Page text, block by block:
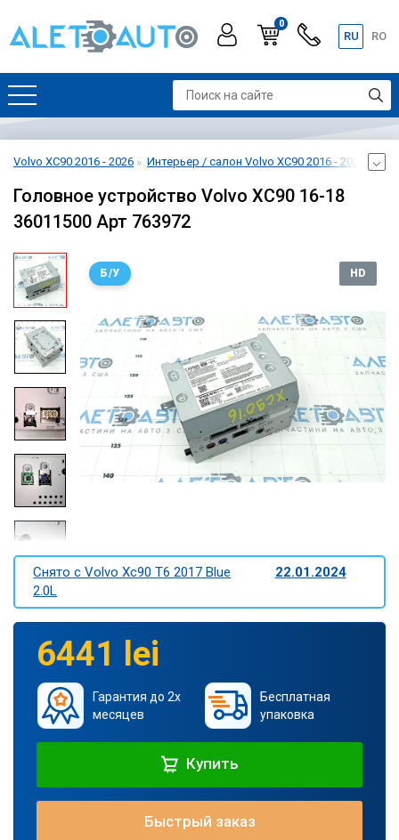
0
RU RO
Volvo XC90 2016 - 2026 Интерьер / салон Volvo XC90 2016 - 2026
Головное устройство Volvo XC90 16-18
36011500 Арт 763972
Б/У HD
Снято c Volvo Xc90 T6 2017 Blue
2.0L
22.01.2024
6441 lei
Гарантия до 2х
месяцев
Бесплатная
упаковка
Купить
Быстрый заказ